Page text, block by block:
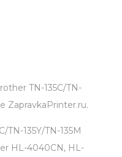
TN-135C/TN-
ZapravkaPrinter.ru.
135Y/TN-135M
HL-4040CN, HL-